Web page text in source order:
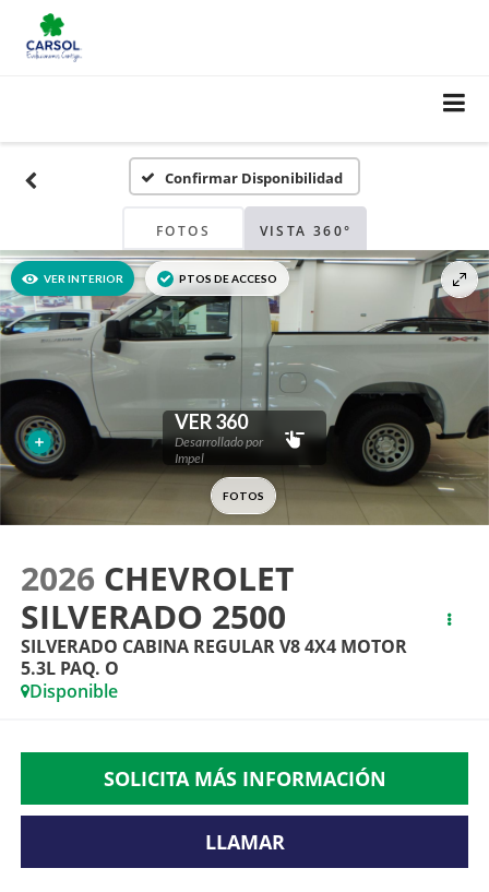
Confirmar Disponibilidad
FOTOS VISTA 360°
2026 CHEVROLET
SILVERADO 2500
SILVERADO CABINA REGULAR V8 4X4 MOTOR
5.3L PAQ. O
Disponible
SOLICITA MÁS INFORMACIÓN
LLAMAR